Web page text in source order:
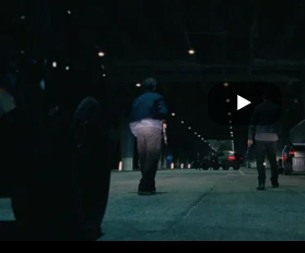
Video Filmador